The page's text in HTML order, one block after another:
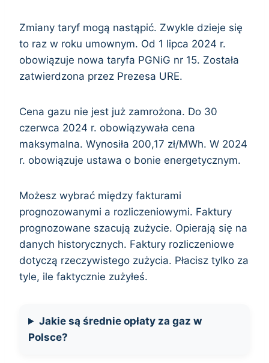
Zmiany taryf mogą nastąpić. Zwykle dzieje się
to raz w roku umownym. Od 1 lipca 2024 r.
obowiązuje nowa taryfa PGNiG nr 15. Została
zatwierdzona przez Prezesa URE.
Cena gazu nie jest już zamrożona. Do 30
czerwca 2024 r. obowiązywała cena
maksymalna. Wynosiła 200,17 zł/MWh. W 2024
r. obowiązuje ustawa o bonie energetycznym.
Możesz wybrać między fakturami
prognozowanymi a rozliczeniowymi. Faktury
prognozowane szacują zużycie. Opierają się na
danych historycznych. Faktury rozliczeniowe
dotyczą rzeczywistego zużycia. Płacisz tylko za
tyle, ile faktycznie zużyłeś.
Jakie są średnie opłaty za gaz w
Polsce?